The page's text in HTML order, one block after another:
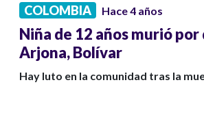
COLOMBIA Hace 4 años
Niña de 12 años murió
Arjona, Bolívar
Hay luto en la comunidad tras la